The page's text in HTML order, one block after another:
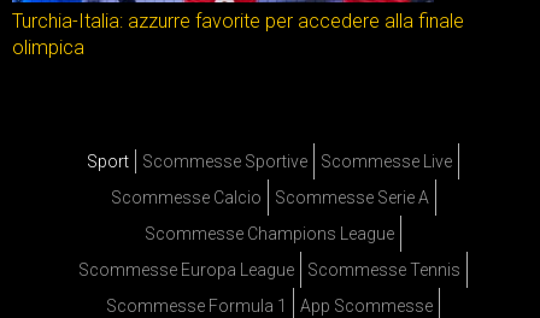
Turchia-Italia: azzurre favorite per accedere alla finale
olimpica
Sport Scommesse Sportive
Scommesse Live
Scommesse Calcio
Scommesse Serie A
Scommesse Champions League
Scommesse Europa League
Scommesse Tennis
Scommesse Formula 1
App Scommesse